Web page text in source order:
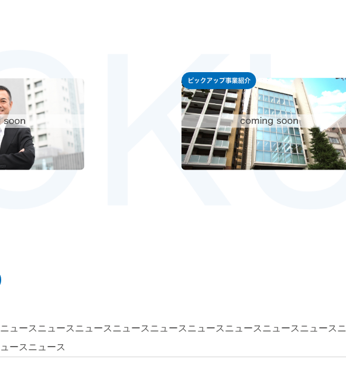
ニュースニュースニュースニュースニュースニュースニュースニュースニュースニ
ュースニュース